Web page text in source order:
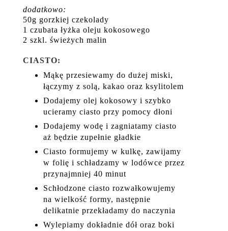
dodatkowo:
50g gorzkiej czekolady
1 czubata łyżka oleju kokosowego
2 szkl. świeżych malin
CIASTO:
Mąkę przesiewamy do dużej miski,
łączymy z solą, kakao oraz ksylitolem
Dodajemy olej kokosowy i szybko
ucieramy ciasto przy pomocy dłoni
Dodajemy wodę i zagniatamy ciasto
aż będzie zupełnie gładkie
Ciasto formujemy w kulkę, zawijamy
w folię i schładzamy w lodówce przez
przynajmniej 40 minut
Schłodzone ciasto rozwałkowujemy
na wielkość formy, następnie
delikatnie przekładamy do naczynia
Wylepiamy dokładnie dół oraz boki